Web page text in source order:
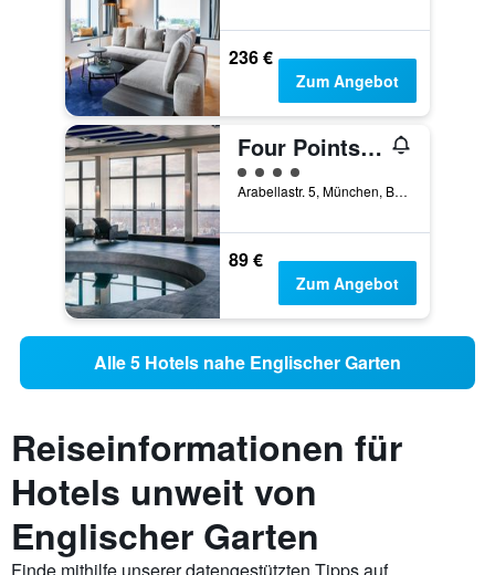
236 €
Zum Angebot
Four Points by Sheraton Munich Arabellapark
Bewertungskategorie 4
Arabellastr. 5, München, Bayern, Deutschland
89 €
Zum Angebot
Alle 5 Hotels nahe Englischer Garten
Reiseinformationen für
Hotels unweit von
Englischer Garten